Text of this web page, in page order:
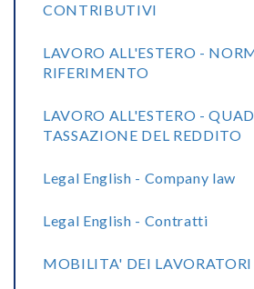
CONTRIBUTIVI
LAVORO ALL'ESTERO -
RIFERIMENTO
LAVORO ALL'ESTERO -
TASSAZIONE DEL REDDITO
Legal English - Company law
Legal English - Contratti
MOBILITA' DEI